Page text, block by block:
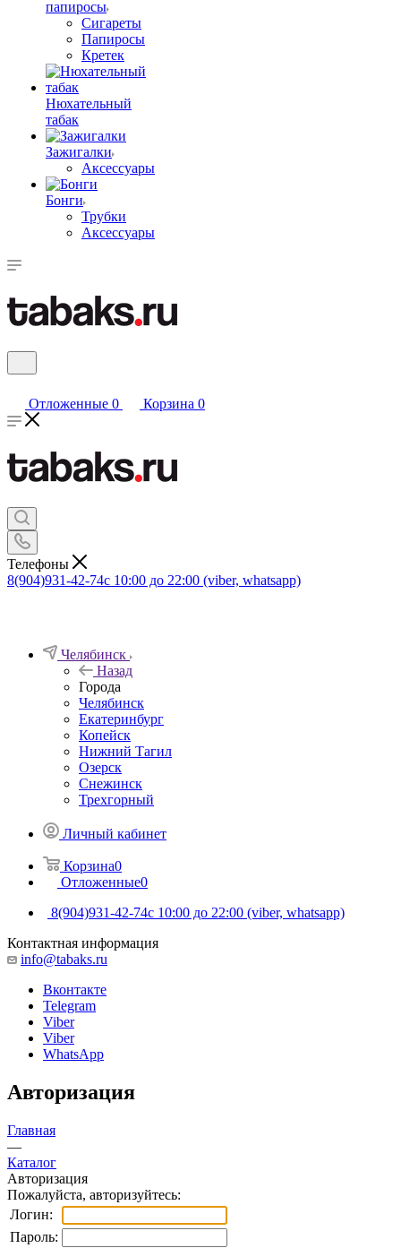
папиросы
Сигареты
Папиросы
Кретек
Нюхательный
табак
Зажигалки
Аксессуары
Бонги
Трубки
Аксессуары
Отложенные 0 Корзина 0
Телефоны
8(904)931-42-74с 10:00 до 22:00 (viber, whatsapp)
Челябинск
Назад
Города
Челябинск
Екатеринбург
Копейск
Нижний Тагил
Озерск
Снежинск
Трехгорный
Личный кабинет
Корзина0
Отложенные0
8(904)931-42-74с 10:00 до 22:00 (viber, whatsapp)
Контактная информация
info@tabaks.ru
Вконтакте
Telegram
Viber
Viber
WhatsApp
Авторизация
Главная
—
Каталог
Авторизация
Пожалуйста, авторизуйтесь:
Логин:
Пароль: